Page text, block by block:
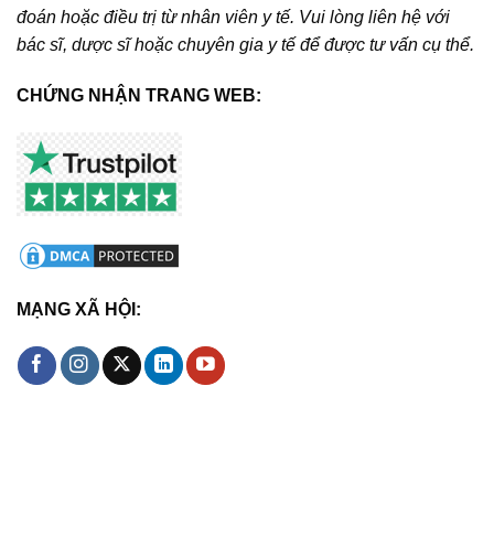
đoán hoặc điều trị từ nhân viên y tế. Vui lòng liên hệ với
bác sĩ, dược sĩ hoặc chuyên gia y tế để được tư vấn cụ thể.
CHỨNG NHẬN TRANG WEB:
MẠNG XÃ HỘI: